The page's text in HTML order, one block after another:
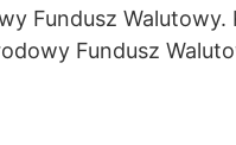
Fundusz
Fundusz